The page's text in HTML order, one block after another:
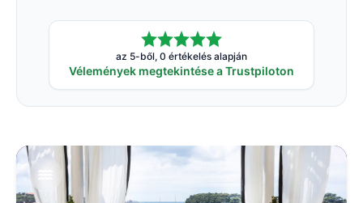
az 5-ből, 0 értékelés alapján
Vélemények megtekintése a Trustpiloton